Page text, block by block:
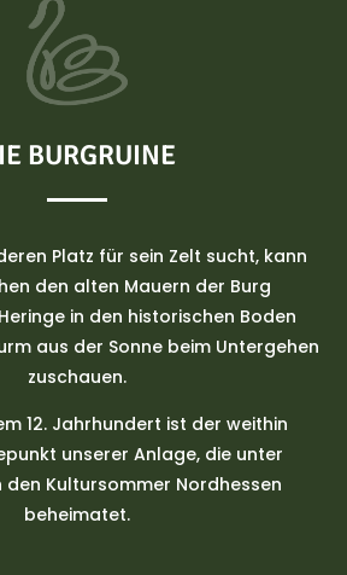
BURGRUINE
Platz für sein Zelt sucht, kann
den alten Mauern der Burg
in den historischen Boden
aus der Sonne beim Untergehen
zuschauen.
12. Jahrhundert ist der weithin
unserer Anlage, die unter
Kultursommer Nordhessen
beheimatet.